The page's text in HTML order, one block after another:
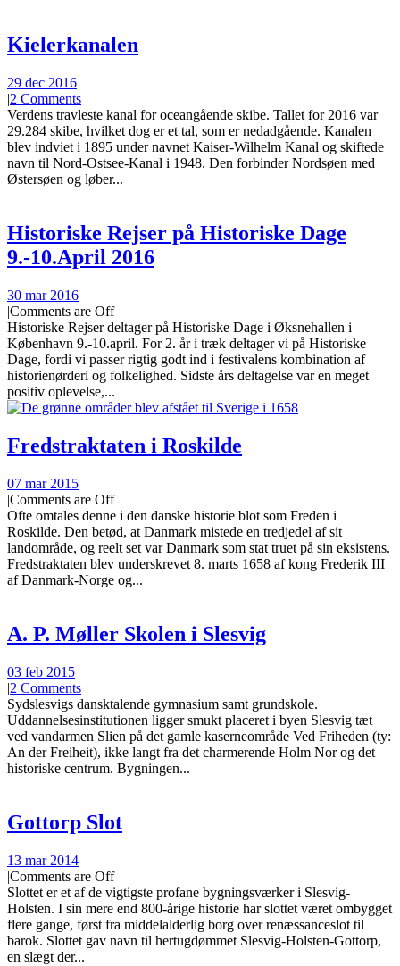
Kielerkanalen
29 dec 2016
|2 Comments
Verdens travleste kanal for oceangående skibe. Tallet for 2016 var
29.284 skibe, hvilket dog er et tal, som er nedadgående. Kanalen
blev indviet i 1895 under navnet Kaiser-Wilhelm Kanal og skiftede
navn til Nord-Ostsee-Kanal i 1948. Den forbinder Nordsøen med
Østersøen og løber...
Historiske Rejser på Historiske Dage
9.-10.April 2016
30 mar 2016
|Comments are Off
Historiske Rejser deltager på Historiske Dage i Øksnehallen i
København 9.-10.april. For 2. år i træk deltager vi på Historiske
Dage, fordi vi passer rigtig godt ind i festivalens kombination af
historienørderi og folkelighed. Sidste års deltagelse var en meget
positiv oplevelse,...
Fredstraktaten i Roskilde
07 mar 2015
|Comments are Off
Ofte omtales denne i den danske historie blot som Freden i
Roskilde. Den betød, at Danmark mistede en tredjedel af sit
landområde, og reelt set var Danmark som stat truet på sin eksistens.
Fredstraktaten blev underskrevet 8. marts 1658 af kong Frederik III
af Danmark-Norge og...
A. P. Møller Skolen i Slesvig
03 feb 2015
|2 Comments
Sydslesvigs dansktalende gymnasium samt grundskole.
Uddannelsesinstitutionen ligger smukt placeret i byen Slesvig tæt
ved vandarmen Slien på det gamle kaserneområde Ved Friheden (ty:
An der Freiheit), ikke langt fra det charmerende Holm Nor og det
historiske centrum. Bygningen...
Gottorp Slot
13 mar 2014
|Comments are Off
Slottet er et af de vigtigste profane bygningsværker i Slesvig-
Holsten. I sin mere end 800-årige historie har slottet været ombygget
flere gange, først fra middelalderlig borg over renæssanceslot til
barok. Slottet gav navn til hertugdømmet Slesvig-Holsten-Gottorp,
en slægt der...